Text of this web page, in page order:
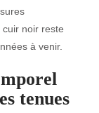
noir reste
à venir.
tenues